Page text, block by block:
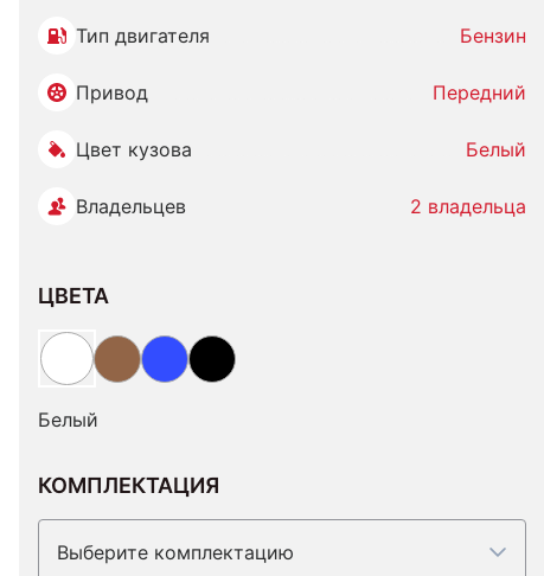
Тип двигателя Бензин
Привод Передний
Цвет кузова Белый
Владельцев 2 владельца
ЦВЕТА
Белый
КОМПЛЕКТАЦИЯ
Выберите комплектацию